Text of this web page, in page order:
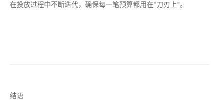
在投放过程中不断迭代，确保每一笔预算都用在“刀刃上”。
结语